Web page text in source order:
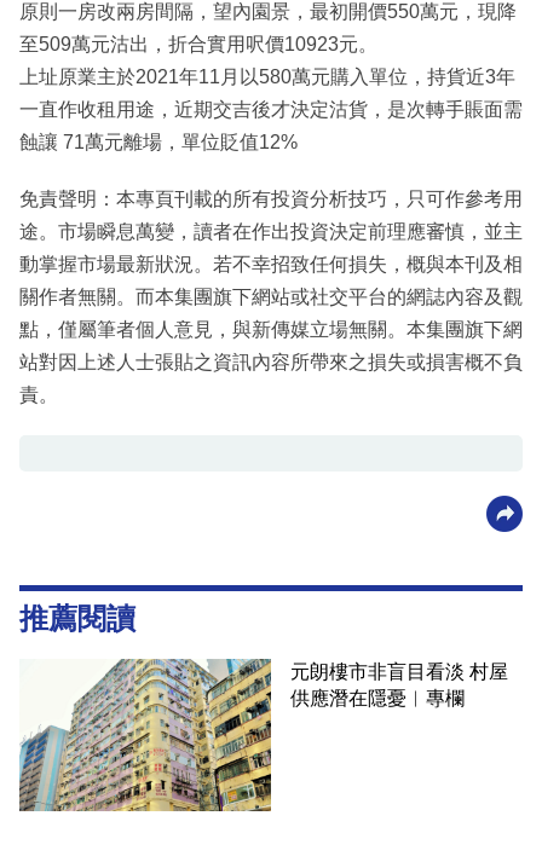
原則一房改兩房間隔，望內園景，最初開價550萬元，現降
至509萬元沽出，折合實用呎價10923元。
上址原業主於2021年11月以580萬元購入單位，持貨近3年
一直作收租用途，近期交吉後才決定沽貨，是次轉手賬面需
蝕讓 71萬元離場，單位貶值12%
免責聲明：本專頁刊載的所有投資分析技巧，只可作參考用
途。市場瞬息萬變，讀者在作出投資決定前理應審慎，並主
動掌握市場最新狀況。若不幸招致任何損失，概與本刊及相
關作者無關。而本集團旗下網站或社交平台的網誌內容及觀
點，僅屬筆者個人意見，與新傳媒立場無關。本集團旗下網
站對因上述人士張貼之資訊內容所帶來之損失或損害概不負
責。
推薦閱讀
元朗樓市非盲目看淡 村屋
供應潛在隱憂︳專欄